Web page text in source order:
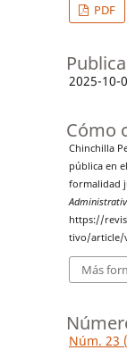
PDF
2025-10-
Cómo
Chinchilla
pública en
formalidad
https://
tivo/article/
Más
Núm. 23